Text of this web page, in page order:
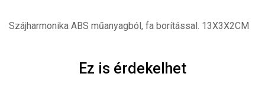
Szájharmonika ABS műanyagból, fa borítással. 13X3X2CM
Ez is érdekelhet